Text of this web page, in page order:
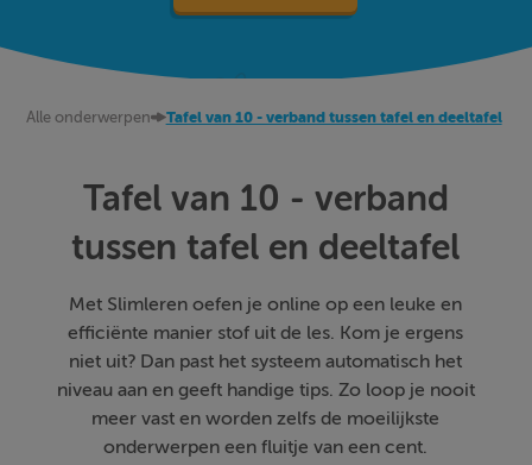
Alle onderwerpen Tafel van 10 - verband tussen tafel en deeltafel
Tafel van 10 - verband
tussen tafel en deeltafel
Met Slimleren oefen je online op een leuke en
efficiënte manier stof uit de les. Kom je ergens
niet uit? Dan past het systeem automatisch het
niveau aan en geeft handige tips. Zo loop je nooit
meer vast en worden zelfs de moeilijkste
onderwerpen een fluitje van een cent.